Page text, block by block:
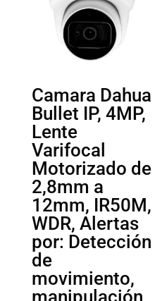
Camara Dahua
Bullet IP, 4MP,
Lente
Varifocal
Motorizado de
2,8mm a
12mm, IR50M,
WDR, Alertas
por: Detección
de
movimiento,
manipulación